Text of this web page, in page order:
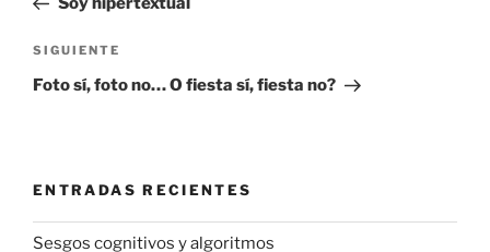
entradas
Siguiente
entrada
SIGUIENTE
Foto sí, foto no… O fiesta sí, fiesta no?
ENTRADAS RECIENTES
Sesgos cognitivos y algoritmos